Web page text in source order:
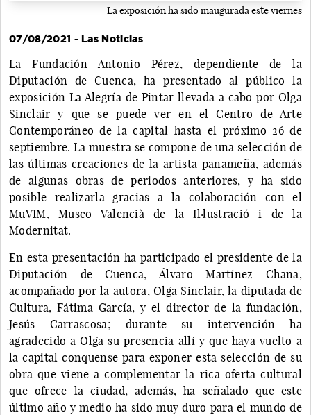
La exposición ha sido inaugurada este viernes
07/08/2021 - Las Noticias
La Fundación Antonio Pérez, dependiente de la
Diputación de Cuenca, ha presentado al público la
exposición La Alegría de Pintar llevada a cabo por Olga
Sinclair y que se puede ver en el Centro de Arte
Contemporáneo de la capital hasta el próximo 26 de
septiembre. La muestra se compone de una selección de
las últimas creaciones de la artista panameña, además
de algunas obras de periodos anteriores, y ha sido
posible realizarla gracias a la colaboración con el
MuVIM, Museo Valencià de la Il·lustració i de la
Modernitat.
En esta presentación ha participado el presidente de la
Diputación de Cuenca, Álvaro Martínez Chana,
acompañado por la autora, Olga Sinclair, la diputada de
Cultura, Fátima García, y el director de la fundación,
Jesús Carrascosa; durante su intervención ha
agradecido a Olga su presencia allí y que haya vuelto a
la capital conquense para exponer esta selección de su
obra que viene a complementar la rica oferta cultural
que ofrece la ciudad, además, ha señalado que este
último año y medio ha sido muy duro para el mundo de